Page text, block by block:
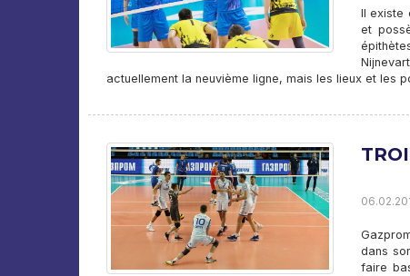
Il existe
et
actuellement la neuvième ligne, mais les lieux et les
dans
faire